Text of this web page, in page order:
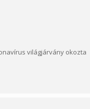
világjárvány okozta